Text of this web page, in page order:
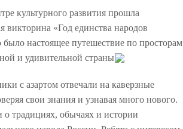
культурного развития прошла
викторина «Год единства народов
настоящее путешествие по просторам
и удивительной страны
с азартом отвечали на каверзные
свои знания и узнавая много нового.
традициях, обычаях и истории